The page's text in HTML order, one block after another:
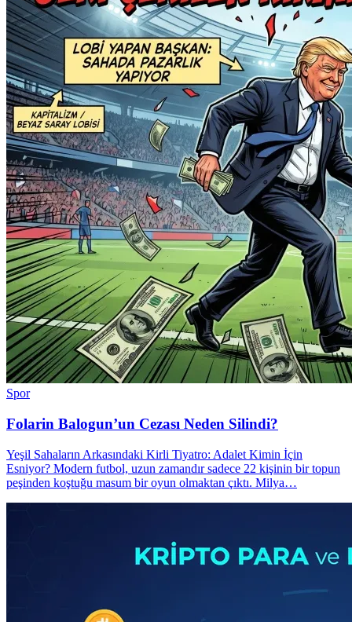
Spor
Folarin Balogun’un Cezası Neden Silindi?
Yeşil Sahaların Arkasındaki Kirli Tiyatro: Adalet Kimin İçin
Esniyor? Modern futbol, uzun zamandır sadece 22 kişinin bir topun
peşinden koştuğu masum bir oyun olmaktan çıktı. Milya…